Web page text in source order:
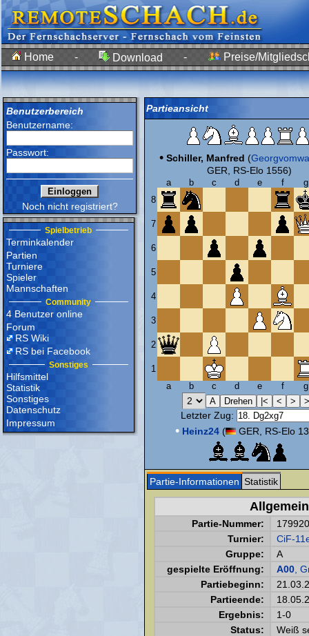
Home - Download - Preise/
Benutzerbereich
Benutzername:
Passwort:
Noch nicht registriert?
Spielbetrieb
Terminkalender
Partien
Turniere
Spieler
Mannschaften
Community
4 Benutzer online
Forum
RS Wiki
RS bei Facebook
Sonstiges
Hilfsmittel
Statistik
Sonstiges
Datenschutz
Impressum
Partieansicht
• Schiller, Manfred (
GER, RS-Elo 1556)
a b c d e f
g
8
7
6
5
4
3
2
1
a
b c d e f g
Letzter Zug:
• Heinz24( GER, RS-Elo
Partie-Informationen Statistik
Allgemein
Partie-Nummer:
179920
Turnier:
CiF-
Gruppe:
A
gespielte Eröffnung:
A00 ,
Partiebeginn:
Partieende:
Ergebnis:
1-0
Status:
Weiß